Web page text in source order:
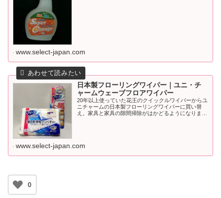
www.select-japan.com
日本製フローリングワイパー｜ユニ・チ
ャームウェーブフロアワイパー
20年以上使っていた花王のクイックルワイパーからユ
ニチャームの日本製フローリングワイパーに買い替
え。家具と家具の隙間掃除がはかどるようになりまし
www.select-japan.com
0